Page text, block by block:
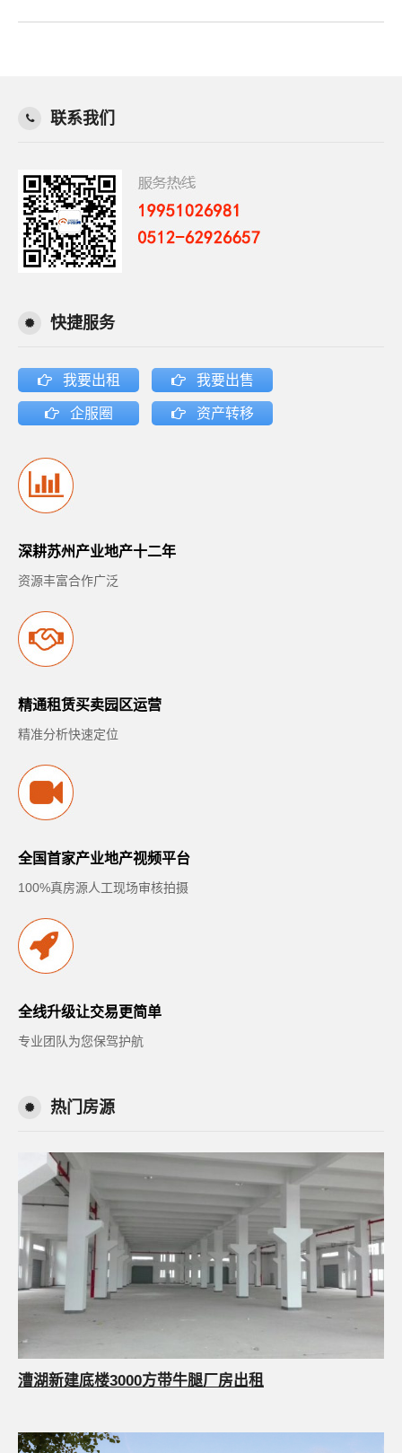
联系我们
快捷服务
我要出租 我要出售
企服圈 资产转移
深耕苏州产业地产十二年
资源丰富合作广泛
精通租赁买卖园区运营
精准分析快速定位
全国首家产业地产视频平台
100%真房源人工现场审核拍摄
全线升级让交易更简单
专业团队为您保驾护航
热门房源
漕湖新建底楼3000方带牛腿厂房出租